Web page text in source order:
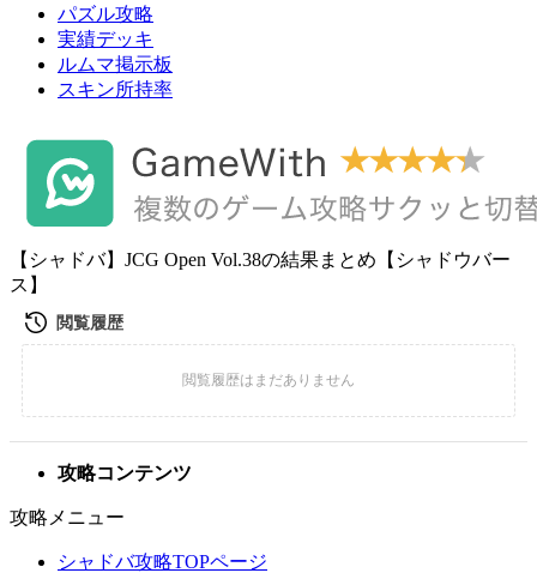
パズル攻略
実績デッキ
ルムマ掲示板
スキン所持率
【シャドバ】JCG Open Vol.38の結果まとめ【シャドウバー
ス】
攻略コンテンツ
攻略メニュー
シャドバ攻略TOPページ